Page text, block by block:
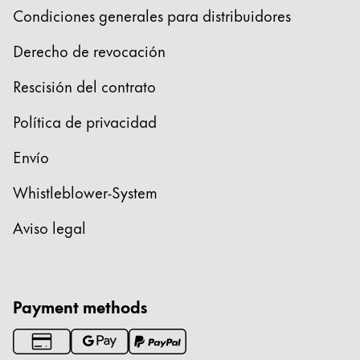
English
China
South Korea
한국어
New Zealand
English
Taiwan
中文
Condiciones generales para distribuidores
Derecho de revocación
Rescisión del contrato
Política de privacidad
Envío
Whistleblower-System
Aviso legal
Payment methods